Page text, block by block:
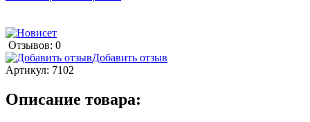
Отзывов: 0
Добавить отзыв
Артикул: 7102
Описание товара: